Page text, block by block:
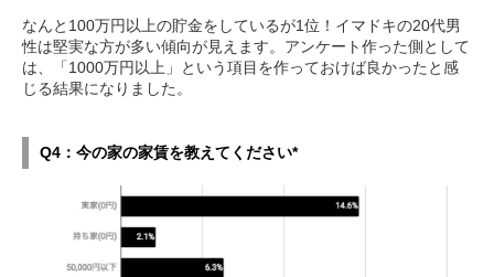
なんと100万円以上の貯金をしているが1位！イマドキの20代男
性は堅実な方が多い傾向が見えます。アンケート作った側として
は、「1000万円以上」という項目を作っておけば良かったと感
じる結果になりました。
Q4：今の家の家賃を教えてください*